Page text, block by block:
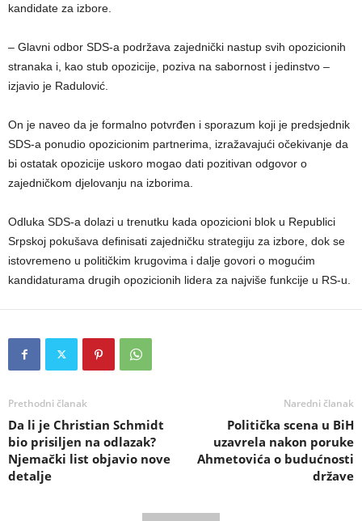
kandidate za izbore.
– Glavni odbor SDS-a podržava zajednički nastup svih opozicionih
stranaka i, kao stub opozicije, poziva na sabornost i jedinstvo –
izjavio je Radulović.
On je naveo da je formalno potvrđen i sporazum koji je predsjednik
SDS-a ponudio opozicionim partnerima, izražavajući očekivanje da
bi ostatak opozicije uskoro mogao dati pozitivan odgovor o
zajedničkom djelovanju na izborima.
Odluka SDS-a dolazi u trenutku kada opozicioni blok u Republici
Srpskoj pokušava definisati zajedničku strategiju za izbore, dok se
istovremeno u političkim krugovima i dalje govori o mogućim
kandidaturama drugih opozicionih lidera za najviše funkcije u RS-u.
Prethodni članak
Da li je Christian Schmidt
bio prisiljen na odlazak?
Njemački list objavio nove
detalje
Naredni članak
Politička scena u BiH
uzavrela nakon poruke
Ahmetovića o budućnosti
države